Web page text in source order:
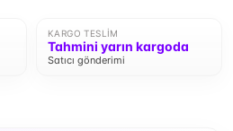
KARGO TESLIM
Tahmini yarın kargoda
Satıcı gönderimi